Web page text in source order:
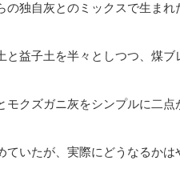
の独自灰とのミックスで生まれ
と益子土を半々としつつ、煤
モクズガニ灰をシンプルに二点
ていたが、実際にどうなるかは